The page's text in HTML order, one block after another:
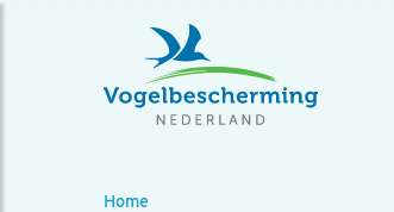
Home